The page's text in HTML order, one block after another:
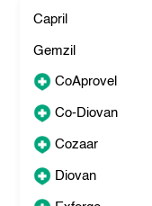
Capril
Gemzil
CoAprovel
Co-Diovan
Cozaar
Diovan